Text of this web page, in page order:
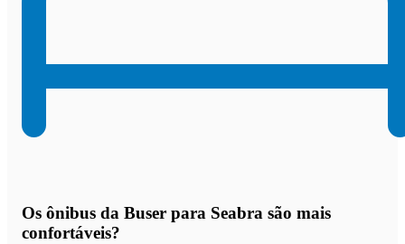
Os ônibus da Buser para Seabra são mais
confortáveis?